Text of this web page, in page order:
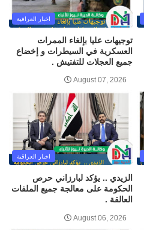
اخبار العراقية
توجيهات عليا بإلغاء الممرات
العسكرية في السيطرات و إخضاع
جميع العجلات للتفتيش .
August 07, 2026
اخبار العراقية
الزيدي .. يؤكد لبارزاني حرص
الحكومة على معالجة جميع الملفات
العالقة .
August 06, 2026